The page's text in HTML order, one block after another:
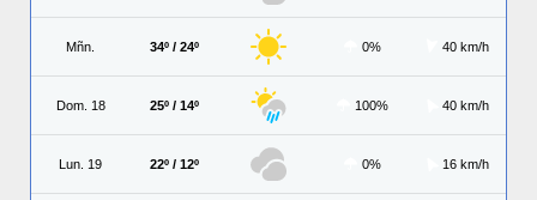
Mñn. 34º / 24º 0% 40 km/h
Dom. 18 25º / 14º 100% 40 km/h
Lun. 19 22º / 12º 0% 16 km/h